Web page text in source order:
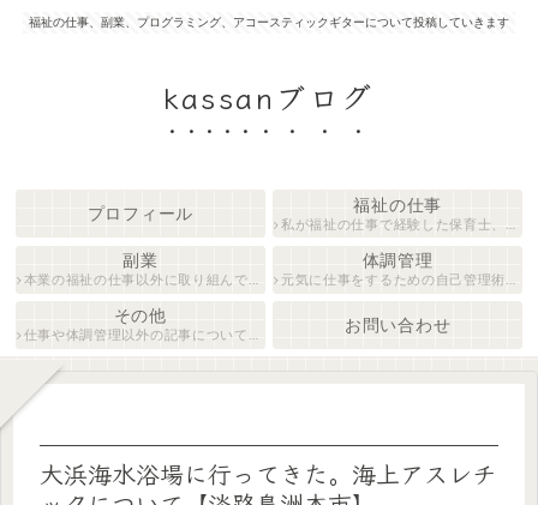
福祉の仕事、副業、プログラミング、アコースティックギターについて投稿していきます
kassanブログ
プロフィール 福祉の仕事
私が福祉の仕事で経験した保育士、障がい者生活支援員について紹介します。
副業
本業の福祉の仕事以外に取り組んでいる仕事について紹介します。
体調管理
元気に仕事をするための自己管理術について説明します。
その他
仕事や体調管理以外の記事について執筆しています。
お問い合わせ
大浜海水浴場に行ってきた。海上アスレチ